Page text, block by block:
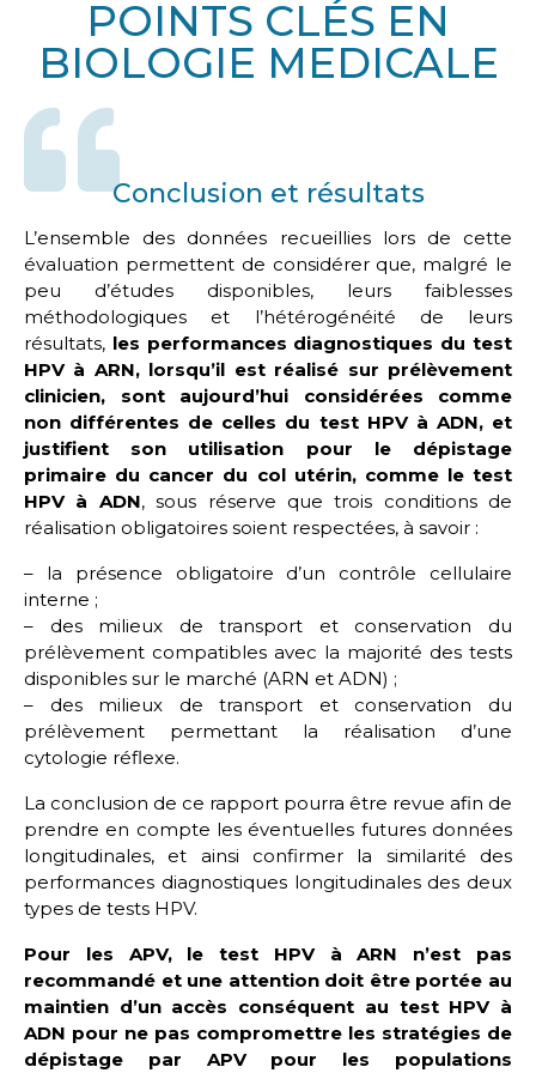
POINTS CLÉS EN
BIOLOGIE MEDICALE
Conclusion et résultats
L’ensemble des données recueillies lors de cette
évaluation permettent de considérer que, malgré le
peu d’études disponibles, leurs faiblesses
méthodologiques et l’hétérogénéité de leurs
résultats, les performances diagnostiques du test
HPV à ARN, lorsqu’il est réalisé sur prélèvement
clinicien, sont aujourd’hui considérées comme
non différentes de celles du test HPV à ADN, et
justifient son utilisation pour le dépistage
primaire du cancer du col utérin, comme le test
HPV à ADN, sous réserve que trois conditions de
réalisation obligatoires soient respectées, à savoir :
– la présence obligatoire d’un contrôle cellulaire
interne ;
– des milieux de transport et conservation du
prélèvement compatibles avec la majorité des tests
disponibles sur le marché (ARN et ADN) ;
– des milieux de transport et conservation du
prélèvement permettant la réalisation d’une
cytologie réflexe.
La conclusion de ce rapport pourra être revue afin de
prendre en compte les éventuelles futures données
longitudinales, et ainsi confirmer la similarité des
performances diagnostiques longitudinales des deux
types de tests HPV.
Pour les APV, le test HPV à ARN n’est pas
recommandé et une attention doit être portée au
maintien d’un accès conséquent au test HPV à
ADN pour ne pas compromettre les stratégies de
dépistage par APV pour les populations